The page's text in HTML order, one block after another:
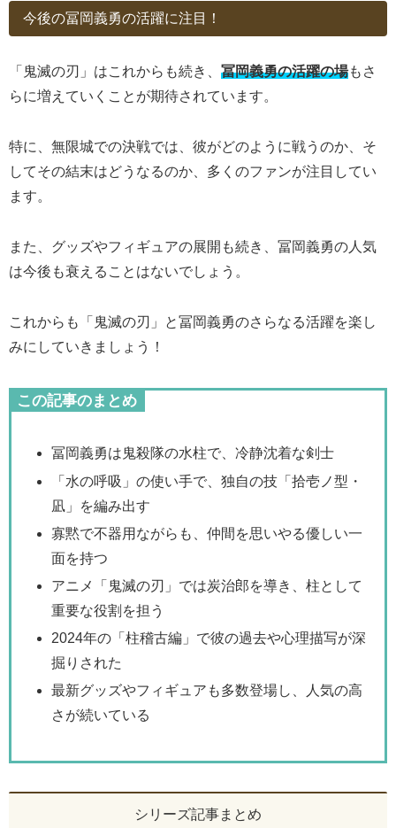
今後の冨岡義勇の活躍に注目！
「鬼滅の刃」はこれからも続き、 冨岡義勇の活躍の場もさ
らに増えていくことが期待されています。
特に、無限城での決戦では、彼がどのように戦うのか、そ
してその結末はどうなるのか、多くのファンが注目してい
ます。
また、グッズやフィギュアの展開も続き、冨岡義勇の人気
は今後も衰えることはないでしょう。
これからも「鬼滅の刃」と冨岡義勇のさらなる活躍を楽し
みにしていきましょう！
この記事のまとめ
冨岡義勇は鬼殺隊の水柱で、冷静沈着な剣士
「水の呼吸」の使い手で、独自の技「拾壱ノ型・
凪」を編み出す
寡黙で不器用ながらも、仲間を思いやる優しい一
面を持つ
アニメ「鬼滅の刃」では炭治郎を導き、柱として
重要な役割を担う
2024年の「柱稽古編」で彼の過去や心理描写が深
掘りされた
最新グッズやフィギュアも多数登場し、人気の高
さが続いている
シリーズ記事まとめ